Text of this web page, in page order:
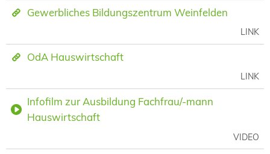
Gewerbliches Bildungszentrum Weinfelden
LINK
OdA Hauswirtschaft
LINK
Infofilm zur Ausbildung Fachfrau/-mann
Hauswirtschaft
VIDEO